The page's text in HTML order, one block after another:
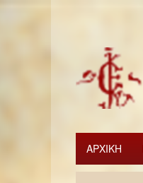
ΑΡΧΙΚΗ